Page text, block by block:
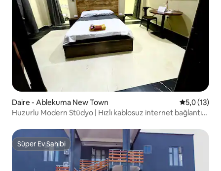
Daire - Ablekuma New Town 55,0 (13)
Huzurlu Modern Stüdyo | Hızlı kablosuz internet bağlantısı
Süper Ev Sahibi
Süper Ev Sahibi